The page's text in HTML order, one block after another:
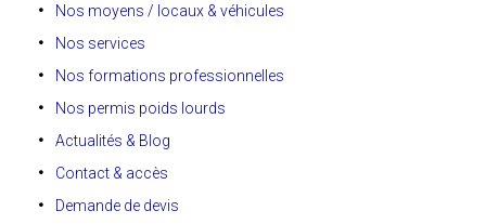
Nos moyens / locaux & véhicules
Nos services
Nos formations professionnelles
Nos permis poids lourds
Actualités & Blog
Contact & accès
Demande de devis